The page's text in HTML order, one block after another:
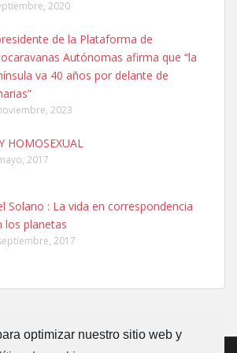
optimizar nuestro sitio web y
JOSE MESA Y LOPEZ
SHIBA CON MICROCHIP PERDIDO HOY
Y LOPEZ. ES MUY ASUSTADIZO
6.7.2025
una ninfa papillera, asustada tiene miedo a la
zon...
2020
de la Plataforma de
Autónomas afirma que “la
va 40 años por delante de
2023
HOMOSEXUAL
2017
Solano : La vida en correspondencia
los planetas
2017